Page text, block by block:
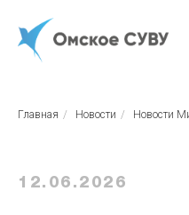
Главная / Новости / Новости
12.06.2026